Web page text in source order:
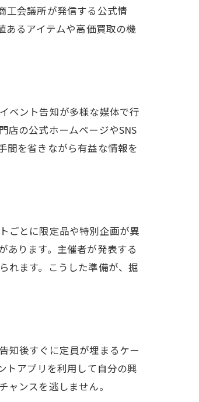
工会議所が発信する公式情
あるアイテムや高価買取の機
ベント告知が多様な媒体で行
店の公式ホームページやSNS
間を省きながら有益な情報を
ごとに限定品や特別企画が異
あります。主催者が発表する
れます。こうした準備が、掘
知後すぐに定員が埋まるケー
トアプリを利用して自分の興
ンスを逃しません。